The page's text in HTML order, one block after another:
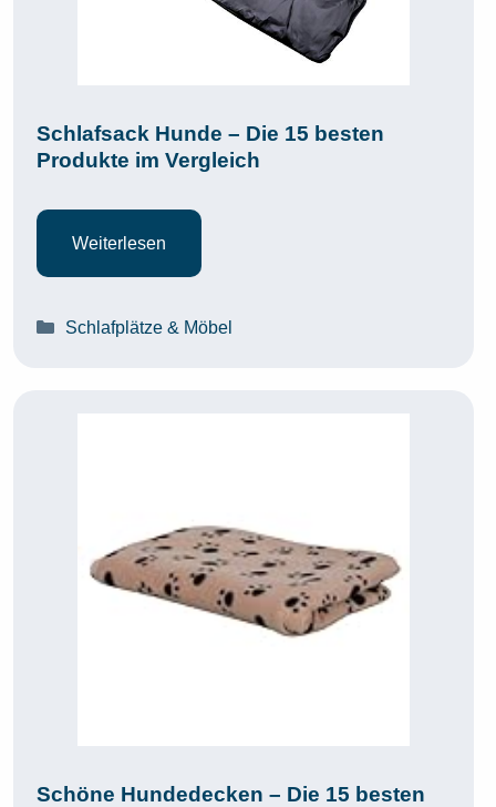
Schlafsack Hunde – Die 15 besten
Produkte im Vergleich
Weiterlesen
Kategorien
Schlafplätze & Möbel
Schöne Hundedecken – Die 15 besten